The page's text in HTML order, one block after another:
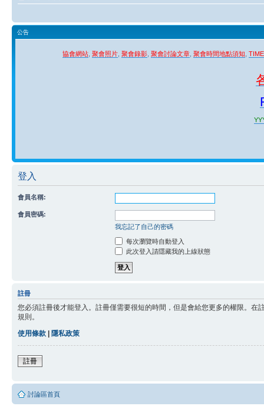
公告
協會網站 聚會照片 聚會錄影 聚會討論文章 聚會時間地點須知
登入
會員名稱:
會員密碼:
我忘記了自己的密碼
每次瀏覽時自動登入
此次登入請隱藏我的上線狀態
註冊
您必須註冊後才能登入。註冊僅需要很短的時間，但是會給您更多的權限。
規則。
使用條款 | 隱私政策
註冊
討論區首頁